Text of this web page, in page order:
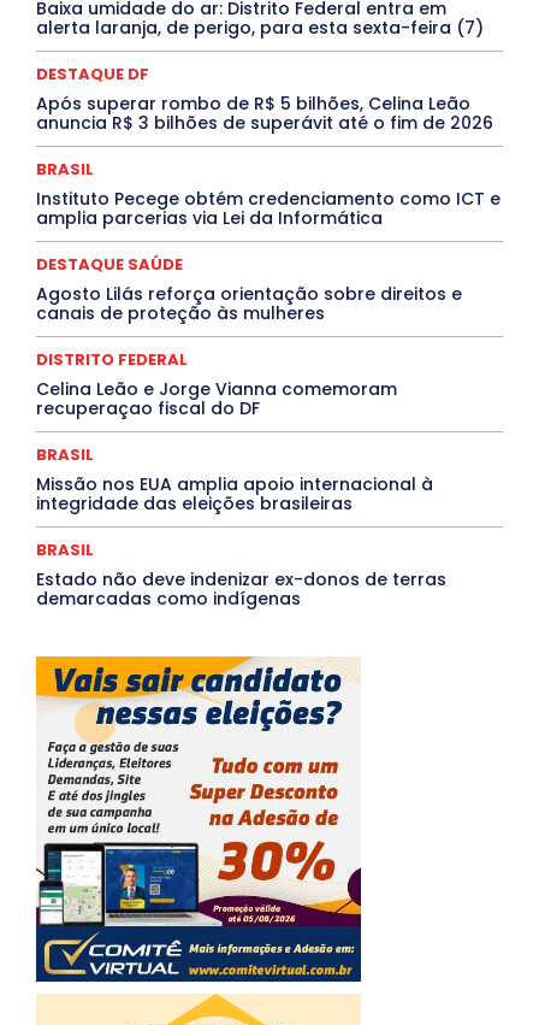
Especial
Espírito Santo ESPORTE
ESTÁGIO
EVENTOS
EXPOSIÇÃO Featured
Febre Amarela
Febre Oropouche
FILMES
Goiás
Jogos Online
JUDICIÁRIO LITERATURA
Maranhão
Marburg
Mato Grosso
Mato Grosso do Sul
MEIO AMBIENTE
Minas Gerais MOBILIDADE
MPOX
MÚSICA
PROCESSO SELETIVO
PUBLIEDITORIAL
QUALIFICAÇÃO PROFISSIONAL
Santa Catarina
Saúde Agora
SEGURANÇA
Soltando o Verbo
TÁ FROID?
TEATRO
Tocantins
Utilidade Pública ZikaVirus
Baixa umidade do ar: Distrito Federal entra em
alerta laranja, de perigo, para esta sexta-feira (7)
DESTAQUE DF
Após superar rombo de R$ 5 bilhões, Celina Leão
anuncia R$ 3 bilhões de superávit até o fim de 2026
BRASIL
Instituto Pecege obtém credenciamento como ICT e
amplia parcerias via Lei da Informática
DESTAQUE SAÚDE
Agosto Lilás reforça orientação sobre direitos e
canais de proteção às mulheres
DISTRITO FEDERAL
Celina Leão e Jorge Vianna comemoram
recuperaçao fiscal do DF
BRASIL
Missão nos EUA amplia apoio internacional à
integridade das eleições brasileiras
BRASIL
Estado não deve indenizar ex-donos de terras
demarcadas como indígenas